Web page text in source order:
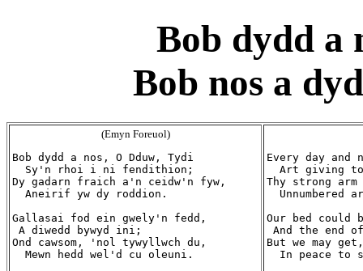
Bob dydd a
Bob nos a
(Emyn Foreuol)
Bob dydd a nos, O Dduw, Tydi
  Sy'n rhoi i ni fendithion;
Dy gadarn fraich a'n ceidw'n fyw,
  Aneirif yw dy roddion.
Gallasai fod ein gwely'n fedd,
A diwedd bywyd ini;
Ond cawsom, 'nol tywyllwch du,
  Mewn hedd wel'd cu oleuni.
Every day and
Art giving
Thy strong
Unnumbered
Our bed could
And the end
But we may
In peace to